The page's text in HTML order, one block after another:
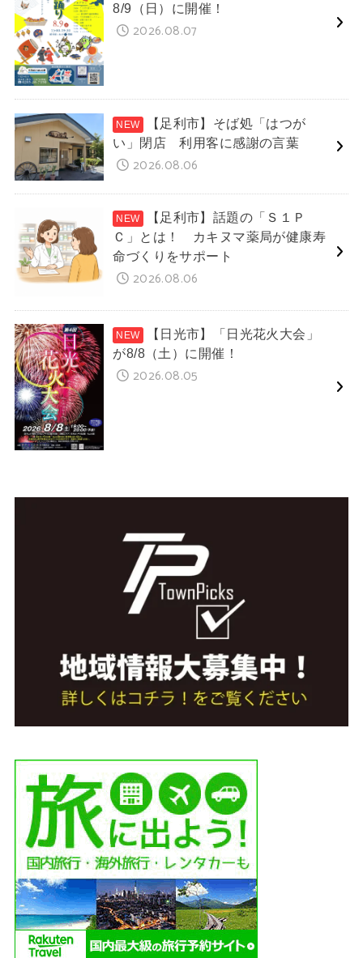
8/9（日）に開催！
2026.08.07
【足利市】そば処「はつが
い」閉店 利用客に感謝の言葉
2026.08.06
【足利市】話題の「Ｓ１Ｐ
Ｃ」とは！ カキヌマ薬局が健康寿
命づくりをサポート
2026.08.06
【日光市】「日光花火大会」
が8/8（土）に開催！
2026.08.05